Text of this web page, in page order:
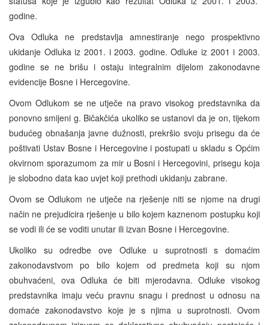
godine.
Ova Odluka ne predstavlja amnestiranje nego prospektivno
ukidanje Odluka iz 2001. i 2003. godine. Odluke iz 2001 i 2003.
godine se ne brišu i ostaju integralnim dijelom zakonodavne
evidencije Bosne i Hercegovine.
Ovom Odlukom se ne utječe na pravo visokog predstavnika da
ponovno smijeni g. Bičakčića ukoliko se ustanovi da je on, tijekom
budućeg obnašanja javne dužnosti, prekršio svoju prisegu da će
poštivati Ustav Bosne i Hercegovine i postupati u skladu s Općim
okvirnom sporazumom za mir u Bosni i Hercegovini, prisegu koja
je slobodno data kao uvjet koji prethodi ukidanju zabrane.
Ovom se Odlukom ne utječe na rješenje niti se njome na drugi
način ne prejudicira rješenje u bilo kojem kaznenom postupku koji
se vodi ili će se voditi unutar ili izvan Bosne i Hercegovine.
Ukoliko su odredbe ove Odluke u suprotnosti s domaćim
zakonodavstvom po bilo kojem od predmeta koji su njom
obuhvaćeni, ova Odluka će biti mjerodavna. Odluke visokog
predstavnika imaju veću pravnu snagu i prednost u odnosu na
domaće zakonodavstvo koje je s njima u suprotnosti. Ovom